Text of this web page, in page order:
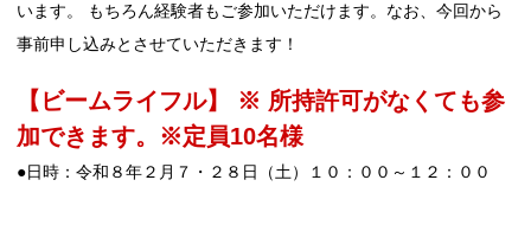
います。 もちろん経験者もご参加いただけます。なお、今回から
事前申し込みとさせていただきます！
【ビームライフル】 ※ 所持許可がなくても参
加できます。※定員10名様
●日時：令和８年２月７・２８日（土）１０：００～１２：００